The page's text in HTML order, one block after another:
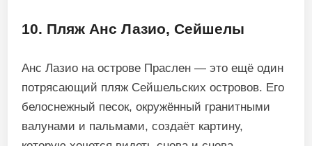
10. Пляж Анс Лазио, Сейшелы
Анс Лазио на острове Праслен — это ещё один
потрясающий пляж Сейшельских островов. Его
белоснежный песок, окружённый гранитными
валунами и пальмами, создаёт картину,